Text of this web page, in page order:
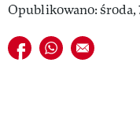
Opublikowano: środa,
Udostępnij na facebook
Udostępnij na
E-mail do